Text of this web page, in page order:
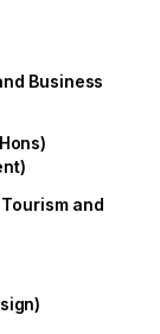
Business
and